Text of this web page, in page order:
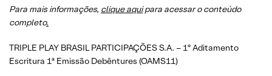
Para mais informações, clique aquipara acessar o conteúdo
completo.
TRIPLE PLAY BRASIL PARTICIPAÇÕES S.A. – 1º Aditamento
Escritura 1ª Emissão Debêntures (OAMS11)